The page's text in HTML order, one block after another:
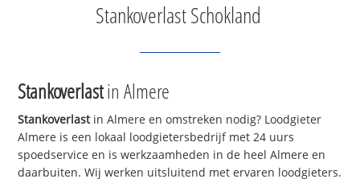
Stankoverlast Schokland
Stankoverlastin Almere
Stankoverlastin Almere en omstreken nodig? Loodgieter
Almere is een lokaal loodgietersbedrijf met 24 uurs
spoedservice en is werkzaamheden in de heel Almere en
daarbuiten. Wij werken uitsluitend met ervaren loodgieters.